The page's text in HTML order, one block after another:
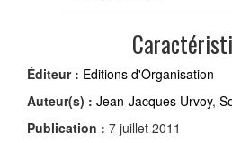
Éditeur : Editions d'Organisation
Auteur(s) : Jean-Jacques Urvoy,
Publication : 7 juillet 2011